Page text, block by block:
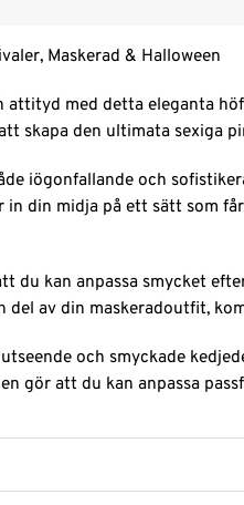
Maskerad & Halloween
attityd med detta eleganta
skapa den ultimata sexiga
iögonfallande och
din midja på ett sätt som
du kan anpassa smycket
del av din maskeradoutfit,
och smyckade
gör att du kan anpassa